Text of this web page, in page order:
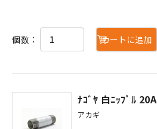
個数： カートに追加
ﾅｺﾞﾔ 白ﾆｯﾌﾟﾙ 20A
アカギ